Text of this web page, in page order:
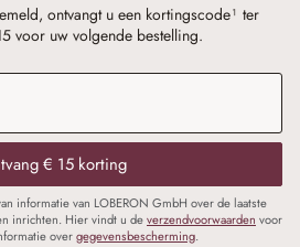
ontvangt u een kortingscode¹ ter
voor uw volgende bestelling.
€ 15 korting
informatie van LOBERON GmbH over de laatste
inrichten. Hier vindt u deverzendvoorwaarden voor
overgegevensbescherming.